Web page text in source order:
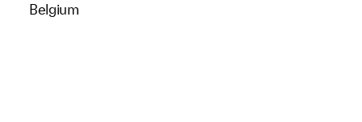
Belgium